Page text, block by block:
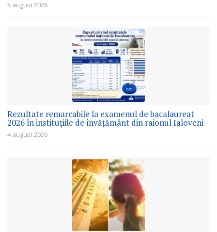
5 august 2026
Rezultate remarcabile la examenul de bacalaureat
2026 în instituțiile de învățământ din raionul Ialoveni
4 august 2026